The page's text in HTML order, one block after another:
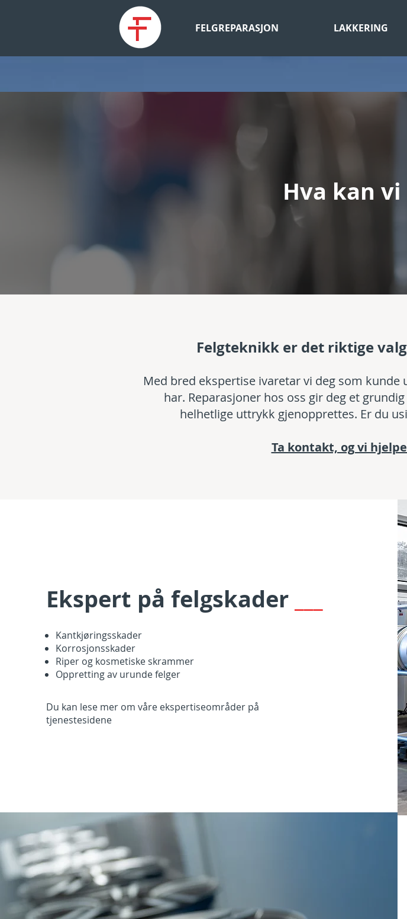
FELGREPARASJON LAKKERING
Hva kan
Felgteknikk er det riktige
Med bred ekspertise ivaretar vi deg som kunde
har. Reparasjoner hos oss gir deg et
helhetlige uttrykk gjenopprettes. Er du
Ta kontakt, og vi
Ekspert på felgskader
Kantkjøringsskader
Korrosjonsskader
Riper og kosmetiske skrammer
Oppretting av urunde felger
Du kan lese mer om våre ekspertiseområder på
tjenestesidene